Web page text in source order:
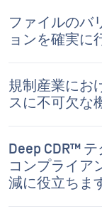
ファイルのバ
ョンを確実に
規制産業にお
スに不可欠な
Deep CDR™
コンプライア
減に役立ちま